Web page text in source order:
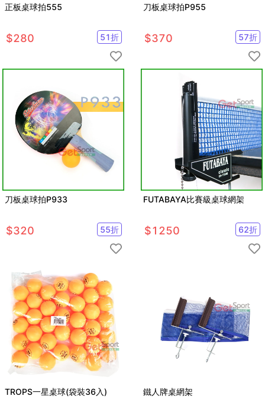
正板桌球拍555
$280 51折
刀板桌球拍P955
$370 57折
刀板桌球拍P933
$320 55折
FUTABAYA比賽級桌球網架
$1250 62折
TROPS一星桌球(袋裝36入) 鐵人牌桌網架